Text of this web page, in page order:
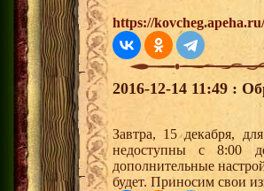
https://
2016-12-14 11:49 :
Завтра, 15 декабря,
недоступны с 8:00
дополнительные
будет. Приносим свои